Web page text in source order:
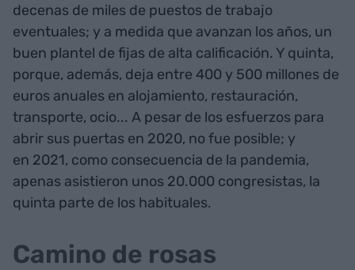
decenas de miles de puestos de trabajo
eventuales; y a medida que avanzan los años, un
buen plantel de fijas de alta calificación. Y quinta,
porque, además, deja entre 400 y 500 millones de
euros anuales en alojamiento, restauración,
transporte, ocio... A pesar de los esfuerzos para
abrir sus puertas en 2020, no fue posible; y
en 2021, como consecuencia de la pandemia,
apenas asistieron unos 20.000 congresistas, la
quinta parte de los habituales.
Camino de rosas